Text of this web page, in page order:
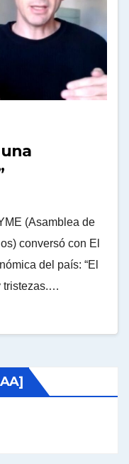
(Asamblea de
conversó con El
del país: “El
tristezas.…